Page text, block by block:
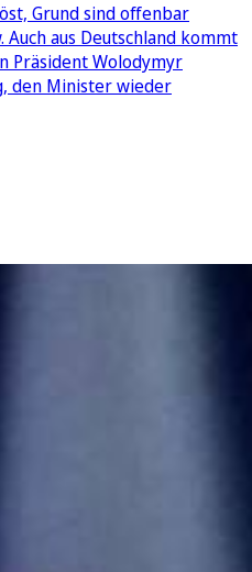
Grund sind offenbar
aus Deutschland kommt
Präsident Wolodymyr
den Minister wieder